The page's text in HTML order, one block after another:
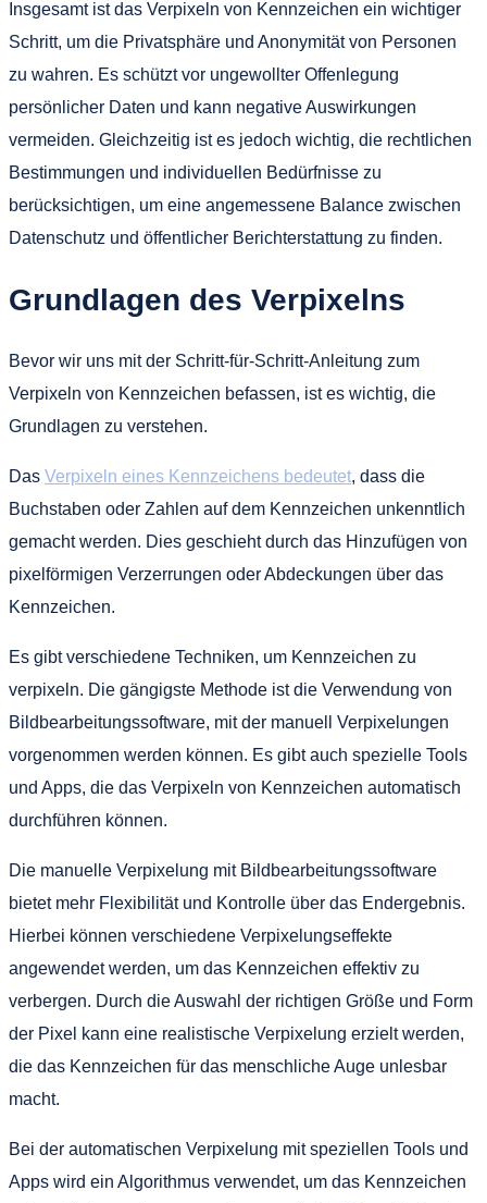
Insgesamt ist das Verpixeln von Kennzeichen ein wichtiger
Schritt, um die Privatsphäre und Anonymität von Personen
zu wahren. Es schützt vor ungewollter Offenlegung
persönlicher Daten und kann negative Auswirkungen
vermeiden. Gleichzeitig ist es jedoch wichtig, die rechtlichen
Bestimmungen und individuellen Bedürfnisse zu
berücksichtigen, um eine angemessene Balance zwischen
Datenschutz und öffentlicher Berichterstattung zu finden.
Grundlagen des Verpixelns
Bevor wir uns mit der Schritt-für-Schritt-Anleitung zum
Verpixeln von Kennzeichen befassen, ist es wichtig, die
Grundlagen zu verstehen.
Das Verpixeln eines Kennzeichens bedeutet, dass die
Buchstaben oder Zahlen auf dem Kennzeichen unkenntlich
gemacht werden. Dies geschieht durch das Hinzufügen von
pixelförmigen Verzerrungen oder Abdeckungen über das
Kennzeichen.
Es gibt verschiedene Techniken, um Kennzeichen zu
verpixeln. Die gängigste Methode ist die Verwendung von
Bildbearbeitungssoftware, mit der manuell Verpixelungen
vorgenommen werden können. Es gibt auch spezielle Tools
und Apps, die das Verpixeln von Kennzeichen automatisch
durchführen können.
Die manuelle Verpixelung mit Bildbearbeitungssoftware
bietet mehr Flexibilität und Kontrolle über das Endergebnis.
Hierbei können verschiedene Verpixelungseffekte
angewendet werden, um das Kennzeichen effektiv zu
verbergen. Durch die Auswahl der richtigen Größe und Form
der Pixel kann eine realistische Verpixelung erzielt werden,
die das Kennzeichen für das menschliche Auge unlesbar
macht.
Bei der automatischen Verpixelung mit speziellen Tools und
Apps wird ein Algorithmus verwendet, um das Kennzeichen